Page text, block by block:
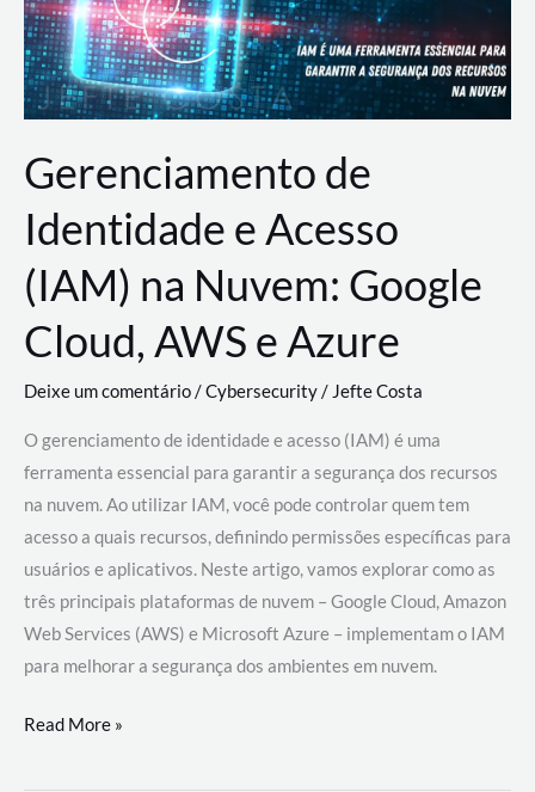
Gerenciamento de
Identidade e Acesso
(IAM) na Nuvem: Google
Cloud, AWS e Azure
Deixe um comentário/Cybersecurity/ Jefte Costa
O gerenciamento de identidade e acesso (IAM) é uma
ferramenta essencial para garantir a segurança dos recursos
na nuvem. Ao utilizar IAM, você pode controlar quem tem
acesso a quais recursos, definindo permissões específicas para
usuários e aplicativos. Neste artigo, vamos explorar como as
três principais plataformas de nuvem – Google Cloud, Amazon
Web Services (AWS) e Microsoft Azure – implementam o IAM
para melhorar a segurança dos ambientes em nuvem.
Gerenciamento
Read More »